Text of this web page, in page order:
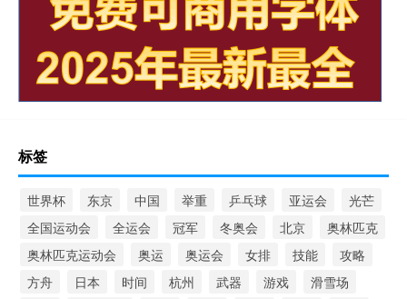
标签
世界杯 东京 中国 举重 乒乓球 亚运会
光芒
全国运动会
全运会 冠军 冬奥会 北京
奥林匹克
奥林匹克运动会
奥运 奥运会 女排 技能
攻略
方舟
日本 时间 杭州 武器 游戏
滑雪场